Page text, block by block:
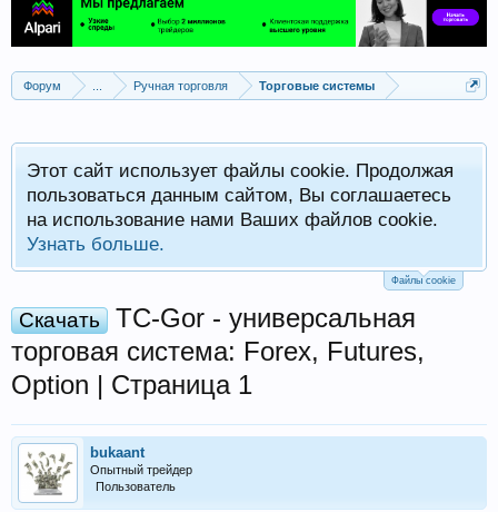
Форум Ручная торговля Торговые системы
Этот сайт использует файлы cookie. Продолжая
пользоваться данным сайтом, Вы соглашаетесь
на использование нами Ваших файлов cookie.
Узнать больше.
Файлы cookie
Скачать
TC-Gor - универсальная
торговая система: Forex, Futures,
Option | Страница 1
bukaant
Опытный трейдер
Пользователь